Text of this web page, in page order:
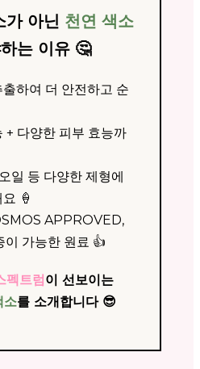
가 아닌 천연 색소
는 이유 🤔
하여 더 안전하고 순
+ 다양한 피부 효능까
일 등 다양한 제형에
🍦
APPROVED,
가능한 원료 👍
펙트럼 이 선보이는
소를 소개합니다 😎